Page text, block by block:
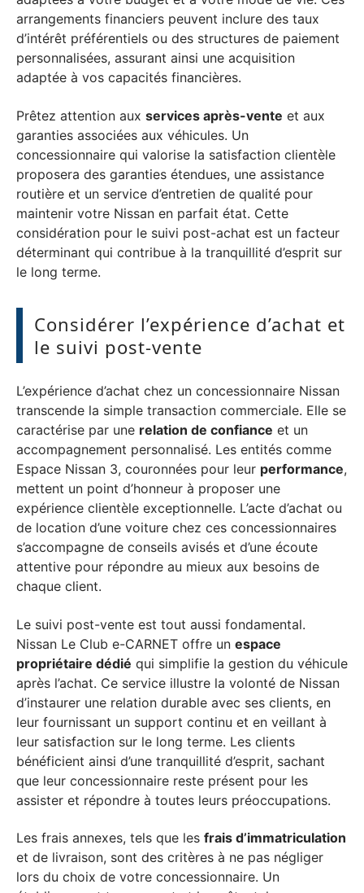
arrangements financiers peuvent inclure des taux
d’intérêt préférentiels ou des structures de paiement
personnalisées, assurant ainsi une acquisition
adaptée à vos capacités financières.
Prêtez attention aux services après-vente et aux
garanties associées aux véhicules. Un
concessionnaire qui valorise la satisfaction clientèle
proposera des garanties étendues, une assistance
routière et un service d’entretien de qualité pour
maintenir votre Nissan en parfait état. Cette
considération pour le suivi post-achat est un facteur
déterminant qui contribue à la tranquillité d’esprit sur
le long terme.
Considérer l’expérience d’achat et
le suivi post-vente
L’expérience d’achat chez un concessionnaire Nissan
transcende la simple transaction commerciale. Elle se
caractérise par une relation de confiance et un
accompagnement personnalisé. Les entités comme
Espace Nissan 3, couronnées pour leur performance,
mettent un point d’honneur à proposer une
expérience clientèle exceptionnelle. L’acte d’achat ou
de location d’une voiture chez ces concessionnaires
s’accompagne de conseils avisés et d’une écoute
attentive pour répondre au mieux aux besoins de
chaque client.
Le suivi post-vente est tout aussi fondamental.
Nissan Le Club e-CARNET offre un espace
propriétaire dédié qui simplifie la gestion du véhicule
après l’achat. Ce service illustre la volonté de Nissan
d’instaurer une relation durable avec ses clients, en
leur fournissant un support continu et en veillant à
leur satisfaction sur le long terme. Les clients
bénéficient ainsi d’une tranquillité d’esprit, sachant
que leur concessionnaire reste présent pour les
assister et répondre à toutes leurs préoccupations.
Les frais annexes, tels que les frais d’immatriculation
et de livraison, sont des critères à ne pas négliger
lors du choix de votre concessionnaire. Un